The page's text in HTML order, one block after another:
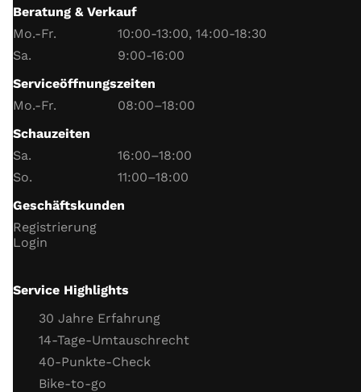
Unternehmen
Beratung & Verkauf
Mo.-Fr.
10:00-13:00, 14:00-18:30
Sa.
9:00-16:00
Serviceöffnungszeiten
Mo.-Fr.
08:00–18:00
Schauzeiten
Sa.
16:00–18:00
So.
11:00–18:00
Geschäftskunden
Registrierung
Login
Service Highlights
30 Jahre Erfahrung
14-Tage-Umtauschrecht
40-Punkte-Check
Bike-to-go